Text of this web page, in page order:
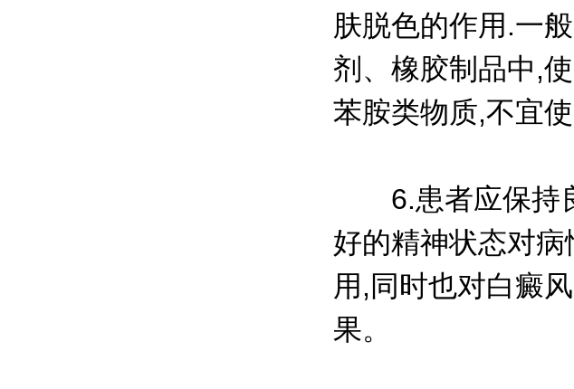
肤脱色的作用.一
剂、橡胶制品中,
苯胺类物质,不宜使
6.患者应保持
好的精神状态对
用,同时也对白癜
果。